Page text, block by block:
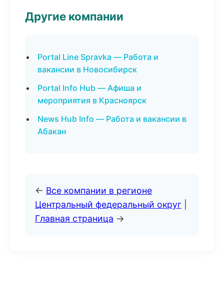
Другие компании
Portal Line Spravka — Работа и
вакансии в Новосибирск
Portal Info Hub — Афиша и
мероприятия в Красноярск
News Hub Info — Работа и вакансии в
Абакан
← Все компании в регионе
Центральный федеральный округ
Главная страница →